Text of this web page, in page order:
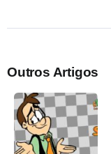
Outros Artigos